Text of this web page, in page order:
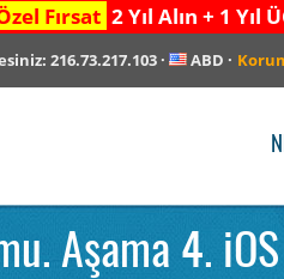
Fırsat 2 Yıl Alın + 1 Yıl
216.73.217.103 · ABD ·
Aşama 4.